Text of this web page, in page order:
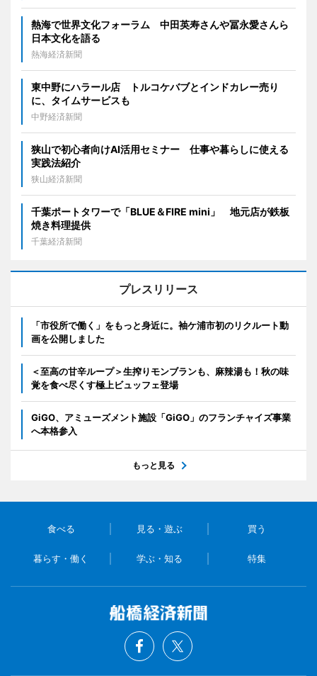
熱海で世界文化フォーラム 中田英寿さんや冨永愛さんら
日本文化を語る
熱海経済新聞
東中野にハラール店 トルコケバブとインドカレー売り
に、タイムサービスも
中野経済新聞
狭山で初心者向けAI活用セミナー 仕事や暮らしに使える
実践法紹介
狭山経済新聞
千葉ポートタワーで「BLUE＆FIRE mini」 地元店が鉄板
焼き料理提供
千葉経済新聞
プレスリリース
「市役所で働く」をもっと身近に。袖ケ浦市初のリクルート動
画を公開しました
＜至高の甘辛ループ＞生搾りモンブランも、麻辣湯も！秋の味
覚を食べ尽くす極上ビュッフェ登場
GiGO、アミューズメント施設「GiGO」のフランチャイズ事業
へ本格参入
もっと見る
食べる 見る・遊ぶ 買う
暮らす・働く 学ぶ・知る 特集